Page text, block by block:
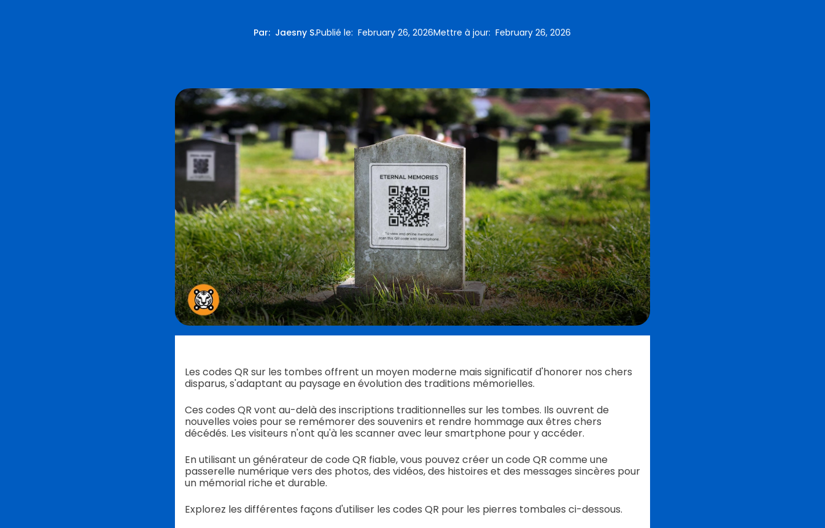
Par: Jaesny S.Publié le:February 26, 2026Mettre à jour:February 26, 2026
Les codes QR sur les tombes offrent un moyen moderne mais significatif d'honorer nos chers
disparus, s'adaptant au paysage en évolution des traditions mémorielles.
Ces codes QR vont au-delà des inscriptions traditionnelles sur les tombes. Ils ouvrent de
nouvelles voies pour se remémorer des souvenirs et rendre hommage aux êtres chers
décédés. Les visiteurs n'ont qu'à les scanner avec leur smartphone pour y accéder.
En utilisant un générateur de code QR fiable, vous pouvez créer un code QR comme une
passerelle numérique vers des photos, des vidéos, des histoires et des messages sincères pour
un mémorial riche et durable.
Explorez les différentes façons d'utiliser les codes QR pour les pierres tombales ci-dessous.